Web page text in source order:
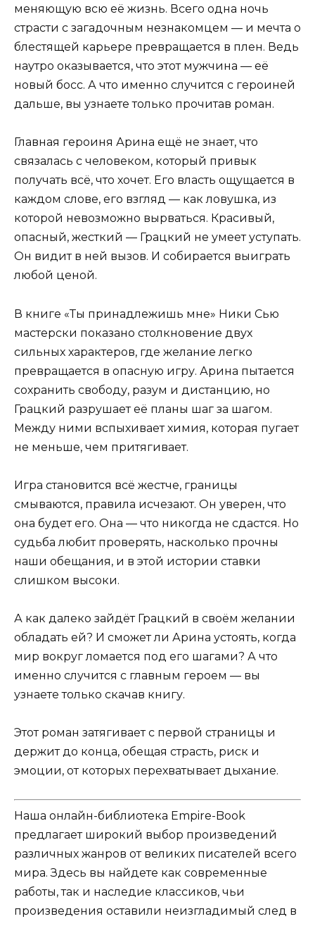
меняющую всю её жизнь. Всего одна ночь
страсти с загадочным незнакомцем — и мечта о
блестящей карьере превращается в плен. Ведь
наутро оказывается, что этот мужчина — её
новый босс. А что именно случится с героиней
дальше, вы узнаете только прочитав роман.
Главная героиня Арина ещё не знает, что
связалась с человеком, который привык
получать всё, что хочет. Его власть ощущается в
каждом слове, его взгляд — как ловушка, из
которой невозможно вырваться. Красивый,
опасный, жесткий — Грацкий не умеет уступать.
Он видит в ней вызов. И собирается выиграть
любой ценой.
В книге «Ты принадлежишь мне» Ники Сью
мастерски показано столкновение двух
сильных характеров, где желание легко
превращается в опасную игру. Арина пытается
сохранить свободу, разум и дистанцию, но
Грацкий разрушает её планы шаг за шагом.
Между ними вспыхивает химия, которая пугает
не меньше, чем притягивает.
Игра становится всё жестче, границы
смываются, правила исчезают. Он уверен, что
она будет его. Она — что никогда не сдастся. Но
судьба любит проверять, насколько прочны
наши обещания, и в этой истории ставки
слишком высоки.
А как далеко зайдёт Грацкий в своём желании
обладать ей? И сможет ли Арина устоять, когда
мир вокруг ломается под его шагами? А что
именно случится с главным героем — вы
узнаете только скачав книгу.
Этот роман затягивает с первой страницы и
держит до конца, обещая страсть, риск и
эмоции, от которых перехватывает дыхание.
Наша онлайн-библиотека Empire-Book
предлагает широкий выбор произведений
различных жанров от великих писателей всего
мира. Здесь вы найдете как современные
работы, так и наследие классиков, чьи
произведения оставили неизгладимый след в